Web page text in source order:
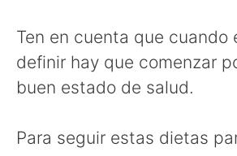
Ten en cuenta que cuando
definir hay que comenzar
buen estado de salud.
Para seguir estas dietas